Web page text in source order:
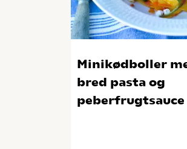
Minikødboller
bred pasta og
peberfrugtsauce